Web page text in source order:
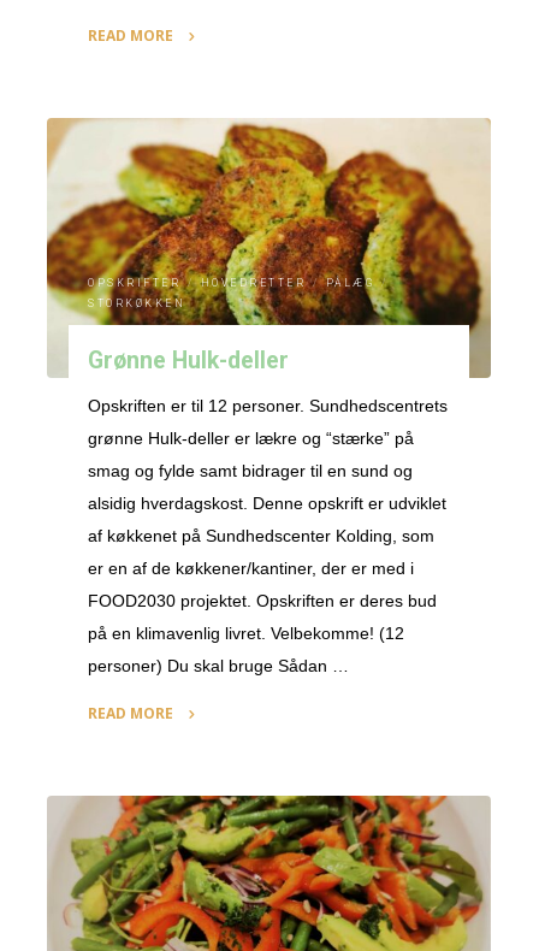
READ MORE
OPSKRIFTER / HOVEDRETTER / PÅLÆG /
STORKØKKEN
Grønne Hulk-deller
Opskriften er til 12 personer. Sundhedscentrets
grønne Hulk-deller er lækre og “stærke” på
smag og fylde samt bidrager til en sund og
alsidig hverdagskost. Denne opskrift er udviklet
af køkkenet på Sundhedscenter Kolding, som
er en af de køkkener/kantiner, der er med i
FOOD2030 projektet. Opskriften er deres bud
på en klimavenlig livret. Velbekomme! (12
personer) Du skal bruge Sådan …
READ MORE
deller"